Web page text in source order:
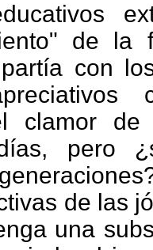
de la
con
clamor de
pero
de las
una